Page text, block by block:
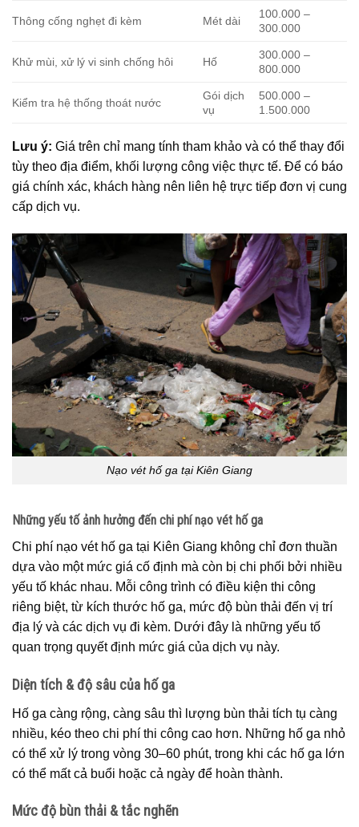
Thông cống nghẹt đi kèm Mét dài
100.000 –
300.000
Khử mùi, xử lý vi sinh chống hôi Hố
300.000 –
800.000
Kiểm tra hệ thống thoát nước
Gói dịch
vụ
500.000 –
1.500.000
Lưu ý: Giá trên chỉ mang tính tham khảo và có thể thay đổi
tùy theo địa điểm, khối lượng công việc thực tế. Để có báo
giá chính xác, khách hàng nên liên hệ trực tiếp đơn vị cung
cấp dịch vụ.
Nạo vét hố ga tại Kiên Giang
Những yếu tố ảnh hưởng đến chi phí nạo vét hố ga
Chi phí nạo vét hố ga tại Kiên Giang không chỉ đơn thuần
dựa vào một mức giá cố định mà còn bị chi phối bởi nhiều
yếu tố khác nhau. Mỗi công trình có điều kiện thi công
riêng biệt, từ kích thước hố ga, mức độ bùn thải đến vị trí
địa lý và các dịch vụ đi kèm. Dưới đây là những yếu tố
quan trọng quyết định mức giá của dịch vụ này.
Diện tích & độ sâu của hố ga
Hố ga càng rộng, càng sâu thì lượng bùn thải tích tụ càng
nhiều, kéo theo chi phí thi công cao hơn. Những hố ga nhỏ
có thể xử lý trong vòng 30–60 phút, trong khi các hố ga lớn
có thể mất cả buổi hoặc cả ngày để hoàn thành.
Mức độ bùn thải & tắc nghẽn